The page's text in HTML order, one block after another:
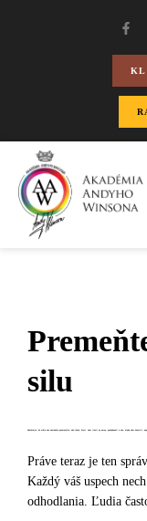
silu
Pamätajte, že nikto vás nesleduje pozornejšie, ako ľudia, ktorí vám liezli na nervy, pochybovali o vás, alebo vám hovorili, aby
Práve teraz je ten
Každý váš uspech
odhodlania. Ľudia